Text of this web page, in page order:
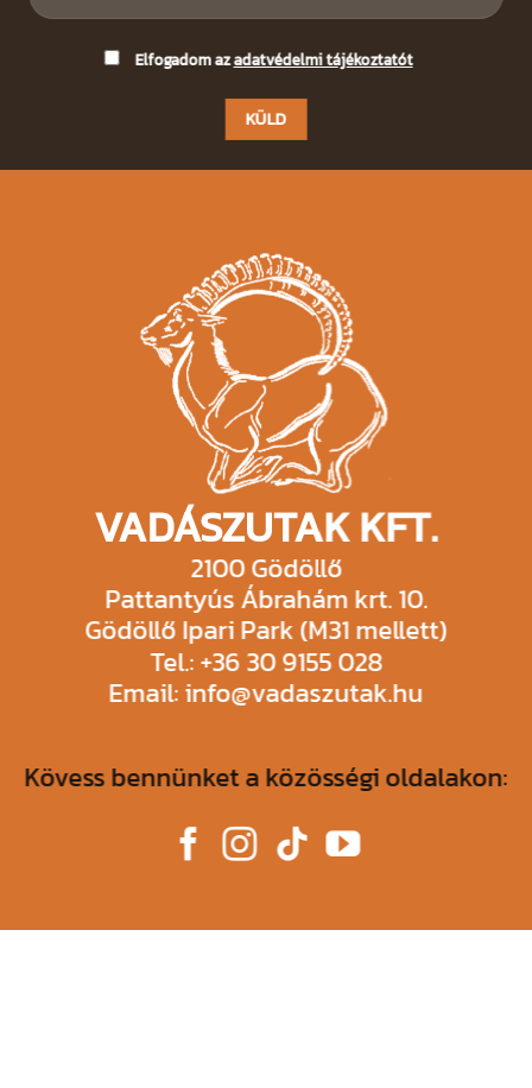
Elfogadom azadatvédelmi tájékoztatót
VADÁSZUTAK KFT.
2100 Gödöllő
Pattantyús Ábrahám krt. 10.
Gödöllő Ipari Park (M31 mellett)
Tel.: +36 30 9155 028
Email: info@vadaszutak.hu
Kövess bennünket a közösségi oldalakon: